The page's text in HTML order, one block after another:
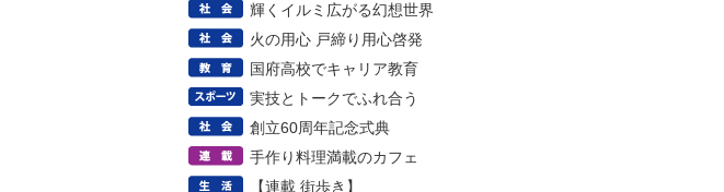
輝くイルミ広がる幻想世界
火の用心 戸締り用心啓発
国府高校でキャリア教育
実技とトークでふれ合う
創立60周年記念式典
手作り料理満載のカフェ
【連載 街歩き】